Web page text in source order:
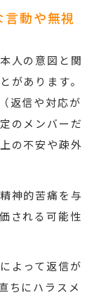
言動や無視
人の意図と関
があります。
返信や対応が
のメンバーだ
の不安や疎外
神的苦痛を与
される可能性
よって返信が
ちにハラスメ